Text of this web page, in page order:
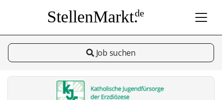
StellenMarkt.de
Job suchen